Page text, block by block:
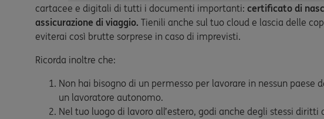
cartacee e digitali di tutti i documenti importanti: certificato di
assicurazione di viaggio. Tienili anche sul tuo cloud e lascia delle
eviterai così brutte sorprese in caso di imprevisti.
Ricorda inoltre che:
Non hai bisogno di un permesso per lavorare in nessun paese
un lavoratore autonomo.
Nel tuo luogo di lavoro all’estero, godi anche degli stessi